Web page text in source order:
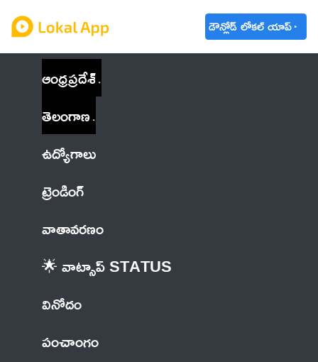
డౌన్లోడ్ లోకల్ యాప్
ఆంధ్రప్రదేశ్
తెలంగాణ
ఉద్యోగాలు
ట్రెండింగ్
వాతావరణం
🌟 వాట్సాప్ STATUS
వినోదం
పంచాంగం